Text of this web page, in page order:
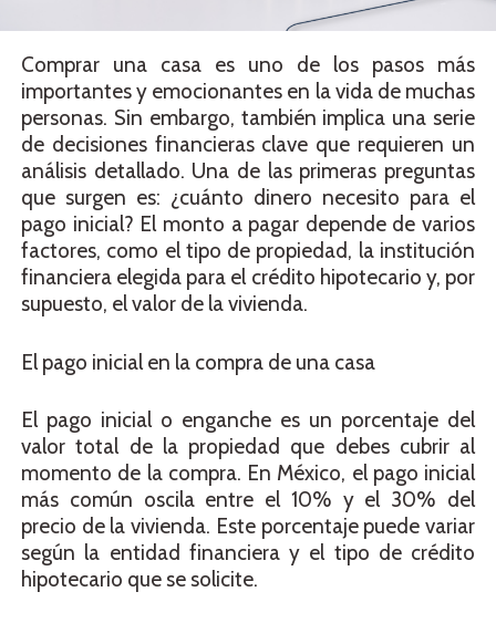
Comprar una casa es uno de los pasos más
importantes y emocionantes en la vida de muchas
personas. Sin embargo, también implica una serie
de decisiones financieras clave que requieren un
análisis detallado. Una de las primeras preguntas
que surgen es: ¿cuánto dinero necesito para el
pago inicial? El monto a pagar depende de varios
factores, como el tipo de propiedad, la institución
financiera elegida para el crédito hipotecario y, por
supuesto, el valor de la vivienda.
El pago inicial en la compra de una casa
El pago inicial o enganche es un porcentaje del
valor total de la propiedad que debes cubrir al
momento de la compra. En México, el pago inicial
más común oscila entre el 10% y el 30% del
precio de la vivienda. Este porcentaje puede variar
según la entidad financiera y el tipo de crédito
hipotecario que se solicite.